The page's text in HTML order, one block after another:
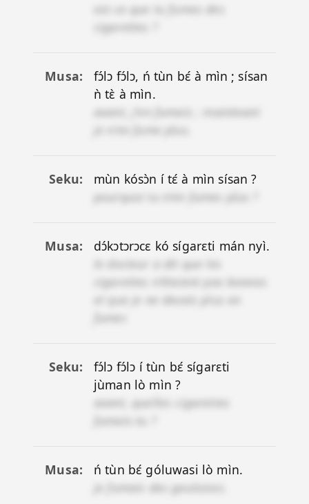
est-ce que tu fumes des
cigarettes ?
Musa
fɔ́lɔ fɔ́lɔ, ń tùn bɛ́ à mìn ; sísan
ǹ tɛ̀ à mìn.
avant, j'en fumais ; mainteant
je n'en fume plus.
Seku
mùn kósɔ̀n í tɛ́ à mìn sísan ?
pourquoi tu n'en fumes plus ?
Musa
dɔ́kɔtɔrɔcɛ kó sígarɛti mán nyì.
le docteur a dit que les
cigarettes n'étaient pas bonnes
et que je ne devais plus en
fumer.
Seku
fɔ́lɔ fɔ́lɔ í tùn bɛ́ sígarɛti
jùman lò mìn ?
avant, quelles cigarettes
fumais-tu ?
Musa
ń tùn bɛ́ góluwasi lò mìn.
je fumais des gauloises.